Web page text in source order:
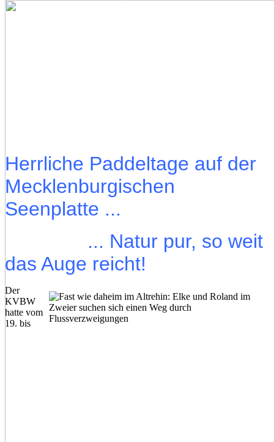
Herrliche Paddeltage auf der
Mecklenburgischen
Seenplatte ...
... Natur pur, so weit
das Auge reicht!
Der
KVBW
hatte vom
19. bis